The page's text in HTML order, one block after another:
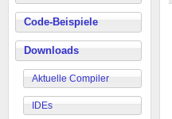
Code-Beispiele
Downloads
Aktuelle Compiler
IDEs